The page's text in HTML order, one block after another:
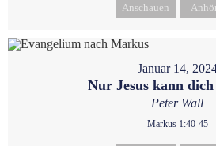
Anschauen
Januar 14,
Nur Jesus kann
Peter Wall
Markus 1:40-45